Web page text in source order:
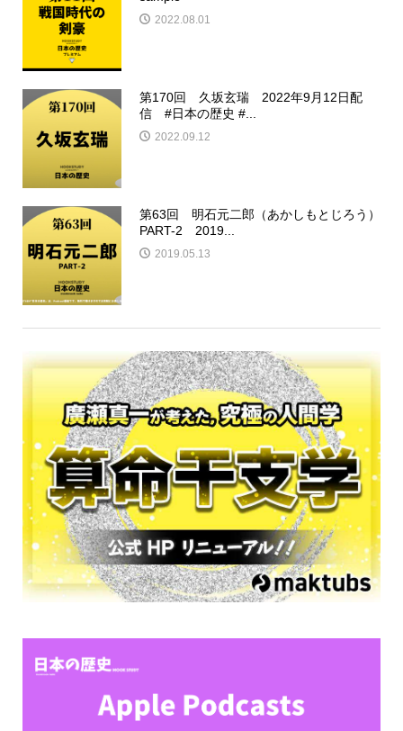
2022.08.01
第170回 久坂玄瑞 2022年9月12日配
信 #日本の歴史 #...
2022.09.12
第63回 明石元二郎（あかしもとじろう）
PART-2 2019...
2019.05.13